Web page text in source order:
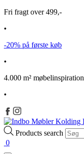
Fri fragt over 499,-
•
-20% på første køb
•
4.000 m² møbelinspiration
•
Products search
0